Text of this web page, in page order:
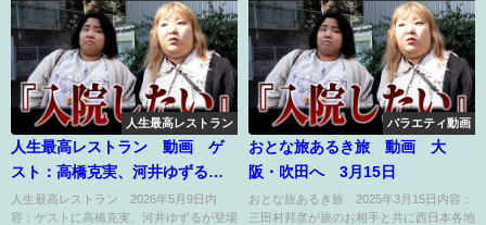
人生最高レストラン
人生最高レストラン 動画 ゲ
スト：高橋克実、河井ゆずる 5
月9日
人生最高レストラン 2026年5月9日内
容：ゲストに高橋克実、河井ゆずるが登場
バラエティ動画
おとな旅あるき旅 動画 大
阪・吹田へ 3月15日
おとな旅あるき旅 2025年3月15日内容：
三田村邦彦が旅のお相手と共に西日本各地